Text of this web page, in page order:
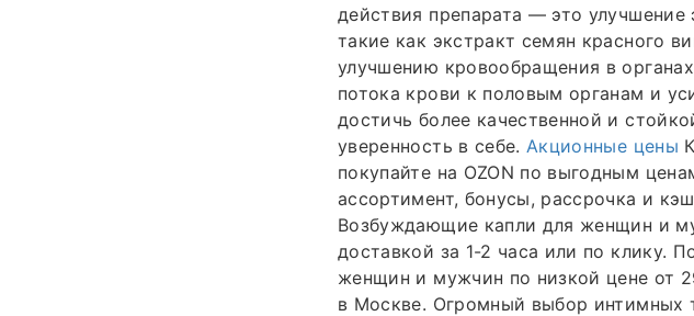
действия препарата — это
такие как экстракт семян красного
улучшению кровообращения в
потока крови к половым органам и
достичь более качественной и
уверенность в себе. Акционные цены
покупайте на OZON по выгодным
ассортимент, бонусы, рассрочка и
Возбуждающие капли для женщин и
доставкой за 1-2 часа или по клику.
женщин и мужчин по низкой цене от
в Москве. Огромный выбор интимных